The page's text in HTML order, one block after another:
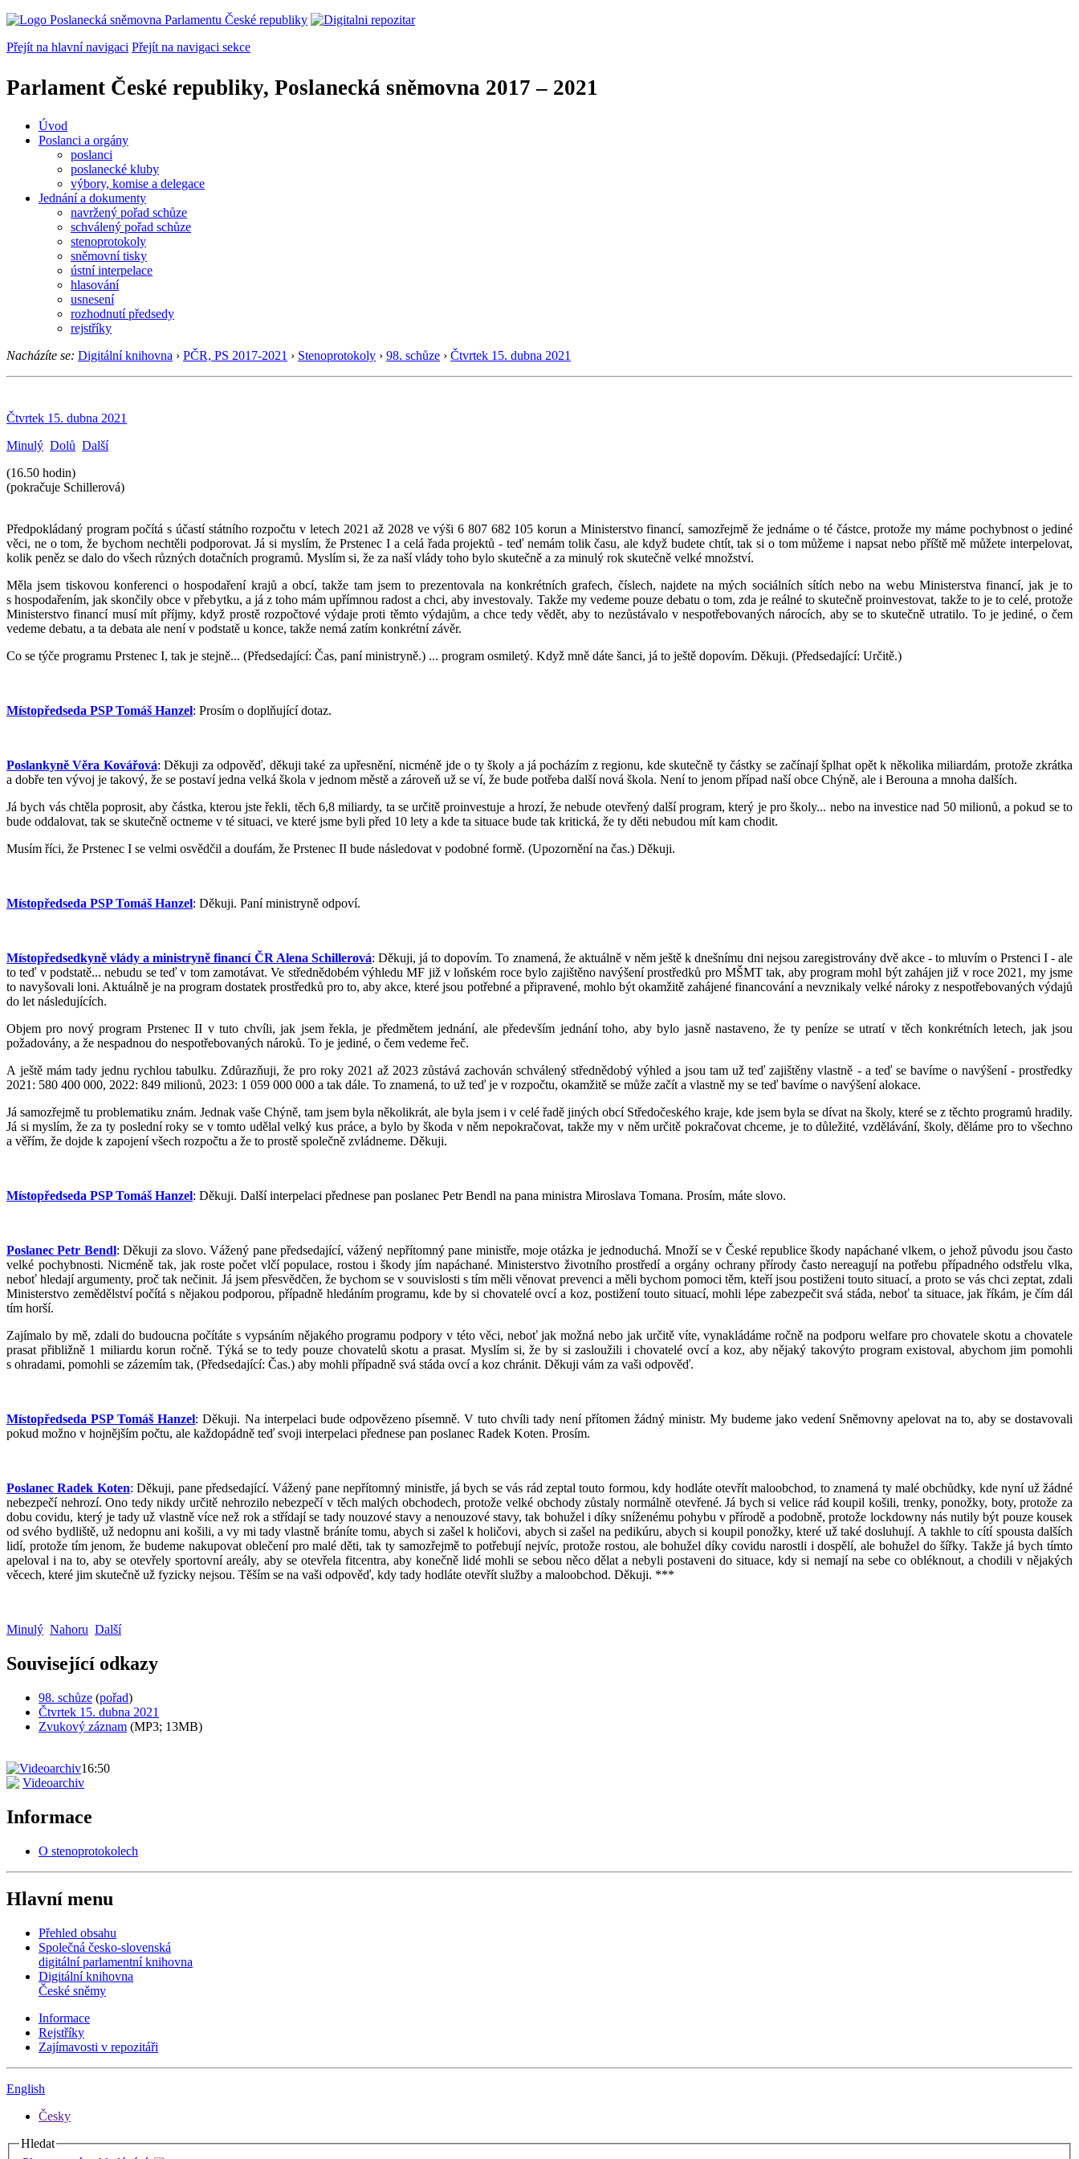
Přejít na hlavní navigaci Přejít na navigaci sekce
Parlament České republiky, Poslanecká sněmovna 2017 – 2021
Úvod
Poslanci a orgány
poslanci
poslanecké kluby
výbory, komise a delegace
Jednání a dokumenty
navržený pořad schůze
schválený pořad schůze
stenoprotokoly
sněmovní tisky
ústní interpelace
hlasování
usnesení
rozhodnutí předsedy
rejstříky
Nacházíte se: Digitální knihovna › PČR, PS 2017-2021 › Stenoprotokoly › 98. schůze › Čtvrtek 15. dubna 2021
Čtvrtek 15. dubna 2021
Minulý Dolů Další
(16.50 hodin)
(pokračuje Schillerová)
Předpokládaný program počítá s účastí státního rozpočtu v letech 2021 až 2028 ve výši 6 807 682 105 korun a Ministerstvo financí, samozřejmě že jednáme o té částce, protože my máme pochybnost o jediné
věci, ne o tom, že bychom nechtěli podporovat. Já si myslím, že Prstenec I a celá řada projektů - teď nemám tolik času, ale když budete chtít, tak si o tom můžeme i napsat nebo příště mě můžete interpelovat,
kolik peněz se dalo do všech různých dotačních programů. Myslím si, že za naší vlády toho bylo skutečně a za minulý rok skutečně velké množství.
Měla jsem tiskovou konferenci o hospodaření krajů a obcí, takže tam jsem to prezentovala na konkrétních grafech, číslech, najdete na mých sociálních sítích nebo na webu Ministerstva financí, jak je to
s hospodařením, jak skončily obce v přebytku, a já z toho mám upřímnou radost a chci, aby investovaly. Takže my vedeme pouze debatu o tom, zda je reálné to skutečně proinvestovat, takže to je to celé, protože
Ministerstvo financí musí mít příjmy, když prostě rozpočtové výdaje proti těmto výdajům, a chce tedy vědět, aby to nezůstávalo v nespotřebovaných nárocích, aby se to skutečně utratilo. To je jediné, o čem
vedeme debatu, a ta debata ale není v podstatě u konce, takže nemá zatím konkrétní závěr.
Co se týče programu Prstenec I, tak je stejně... (Předsedající: Čas, paní ministryně.) ... program osmiletý. Když mně dáte šanci, já to ještě dopovím. Děkuji. (Předsedající: Určitě.)
Místopředseda PSP Tomáš Hanzel: Prosím o doplňující dotaz.
Poslankyně Věra Kovářová: Děkuji za odpověď, děkuji také za upřesnění, nicméně jde o ty školy a já pocházím z regionu, kde skutečně ty částky se začínají šplhat opět k několika miliardám, protože zkrátka
a dobře ten vývoj je takový, že se postaví jedna velká škola v jednom městě a zároveň už se ví, že bude potřeba další nová škola. Není to jenom případ naší obce Chýně, ale i Berouna a mnoha dalších.
Já bych vás chtěla poprosit, aby částka, kterou jste řekli, těch 6,8 miliardy, ta se určitě proinvestuje a hrozí, že nebude otevřený další program, který je pro školy... nebo na investice nad 50 milionů, a pokud se to
bude oddalovat, tak se skutečně octneme v té situaci, ve které jsme byli před 10 lety a kde ta situace bude tak kritická, že ty děti nebudou mít kam chodit.
Musím říci, že Prstenec I se velmi osvědčil a doufám, že Prstenec II bude následovat v podobné formě. (Upozornění na čas.) Děkuji.
Místopředseda PSP Tomáš Hanzel: Děkuji. Paní ministryně odpoví.
Místopředsedkyně vlády a ministryně financí ČR Alena Schillerová: Děkuji, já to dopovím. To znamená, že aktuálně v něm ještě k dnešnímu dni nejsou zaregistrovány dvě akce - to mluvím o Prstenci I - ale
to teď v podstatě... nebudu se teď v tom zamotávat. Ve střednědobém výhledu MF již v loňském roce bylo zajištěno navýšení prostředků pro MŠMT tak, aby program mohl být zahájen již v roce 2021, my jsme
to navyšovali loni. Aktuálně je na program dostatek prostředků pro to, aby akce, které jsou potřebné a připravené, mohlo být okamžitě zahájené financování a nevznikaly velké nároky z nespotřebovaných výdajů
do let následujících.
Objem pro nový program Prstenec II v tuto chvíli, jak jsem řekla, je předmětem jednání, ale především jednání toho, aby bylo jasně nastaveno, že ty peníze se utratí v těch konkrétních letech, jak jsou
požadovány, a že nespadnou do nespotřebovaných nároků. To je jediné, o čem vedeme řeč.
A ještě mám tady jednu rychlou tabulku. Zdůrazňuji, že pro roky 2021 až 2023 zůstává zachován schválený střednědobý výhled a jsou tam už teď zajištěny vlastně - a teď se bavíme o navýšení - prostředky
2021: 580 400 000, 2022: 849 milionů, 2023: 1 059 000 000 a tak dále. To znamená, to už teď je v rozpočtu, okamžitě se může začít a vlastně my se teď bavíme o navýšení alokace.
Já samozřejmě tu problematiku znám. Jednak vaše Chýně, tam jsem byla několikrát, ale byla jsem i v celé řadě jiných obcí Středočeského kraje, kde jsem byla se dívat na školy, které se z těchto programů hradily.
Já si myslím, že za ty poslední roky se v tomto udělal velký kus práce, a bylo by škoda v něm nepokračovat, takže my v něm určitě pokračovat chceme, je to důležité, vzdělávání, školy, děláme pro to všechno
a věřím, že dojde k zapojení všech rozpočtu a že to prostě společně zvládneme. Děkuji.
Místopředseda PSP Tomáš Hanzel: Děkuji. Další interpelaci přednese pan poslanec Petr Bendl na pana ministra Miroslava Tomana. Prosím, máte slovo.
Poslanec Petr Bendl: Děkuji za slovo. Vážený pane předsedající, vážený nepřítomný pane ministře, moje otázka je jednoduchá. Množí se v České republice škody napáchané vlkem, o jehož původu jsou často
velké pochybnosti. Nicméně tak, jak roste počet vlčí populace, rostou i škody jím napáchané. Ministerstvo životního prostředí a orgány ochrany přírody často nereagují na potřebu případného odstřelu vlka,
neboť hledají argumenty, proč tak nečinit. Já jsem přesvědčen, že bychom se v souvislosti s tím měli věnovat prevenci a měli bychom pomoci těm, kteří jsou postiženi touto situací, a proto se vás chci zeptat, zdali
Ministerstvo zemědělství počítá s nějakou podporou, případně hledáním programu, kde by si chovatelé ovcí a koz, postižení touto situací, mohli lépe zabezpečit svá stáda, neboť ta situace, jak říkám, je čím dál
tím horší.
Zajímalo by mě, zdali do budoucna počítáte s vypsáním nějakého programu podpory v této věci, neboť jak možná nebo jak určitě víte, vynakládáme ročně na podporu welfare pro chovatele skotu a chovatele
prasat přibližně 1 miliardu korun ročně. Týká se to tedy pouze chovatelů skotu a prasat. Myslím si, že by si zasloužili i chovatelé ovcí a koz, aby nějaký takovýto program existoval, abychom jim pomohli
s ohradami, pomohli se zázemím tak, (Předsedající: Čas.) aby mohli případně svá stáda ovcí a koz chránit. Děkuji vám za vaši odpověď.
Místopředseda PSP Tomáš Hanzel: Děkuji. Na interpelaci bude odpovězeno písemně. V tuto chvíli tady není přítomen žádný ministr. My budeme jako vedení Sněmovny apelovat na to, aby se dostavovali
pokud možno v hojnějším počtu, ale každopádně teď svoji interpelaci přednese pan poslanec Radek Koten. Prosím.
Poslanec Radek Koten: Děkuji, pane předsedající. Vážený pane nepřítomný ministře, já bych se vás rád zeptal touto formou, kdy hodláte otevřít maloobchod, to znamená ty malé obchůdky, kde nyní už žádné
nebezpečí nehrozí. Ono tedy nikdy určitě nehrozilo nebezpečí v těch malých obchodech, protože velké obchody zůstaly normálně otevřené. Já bych si velice rád koupil košili, trenky, ponožky, boty, protože za
dobu covidu, který je tady už vlastně více než rok a střídají se tady nouzové stavy a nenouzové stavy, tak bohužel i díky sníženému pohybu v přírodě a podobně, protože lockdowny nás nutily být pouze kousek
od svého bydliště, už nedopnu ani košili, a vy mi tady vlastně bráníte tomu, abych si zašel k holičovi, abych si zašel na pedikúru, abych si koupil ponožky, které už také dosluhují. A takhle to cítí spousta dalších
lidí, protože tím jenom, že budeme nakupovat oblečení pro malé děti, tak ty samozřejmě to potřebují nejvíc, protože rostou, ale bohužel díky covidu narostli i dospělí, ale bohužel do šířky. Takže já bych tímto
apeloval i na to, aby se otevřely sportovní areály, aby se otevřela fitcentra, aby konečně lidé mohli se sebou něco dělat a nebyli postaveni do situace, kdy si nemají na sebe co obléknout, a chodili v nějakých
věcech, které jim skutečně už fyzicky nejsou. Těším se na vaši odpověď, kdy tady hodláte otevřít služby a maloobchod. Děkuji. ***
Minulý Nahoru Další
Související odkazy
98. schůze (pořad)
Čtvrtek 15. dubna 2021
Zvukový záznam (MP3; 13MB)
16:50
Videoarchiv
Informace
O stenoprotokolech
Hlavní menu
Přehled obsahu
Společná česko-slovenská
digitální parlamentní knihovna
Digitální knihovna
České sněmy
Informace
Rejstříky
Zajímavosti v repozitáři
English
Česky
Hledat